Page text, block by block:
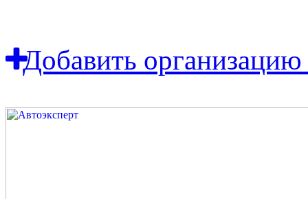
Добавить организацию